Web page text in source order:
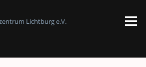
Menü